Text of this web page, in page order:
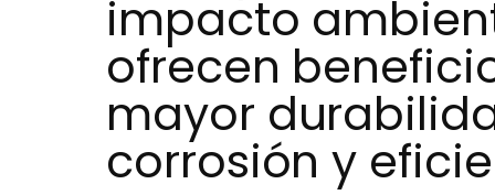
impacto
ofrecen
mayor
corrosión y